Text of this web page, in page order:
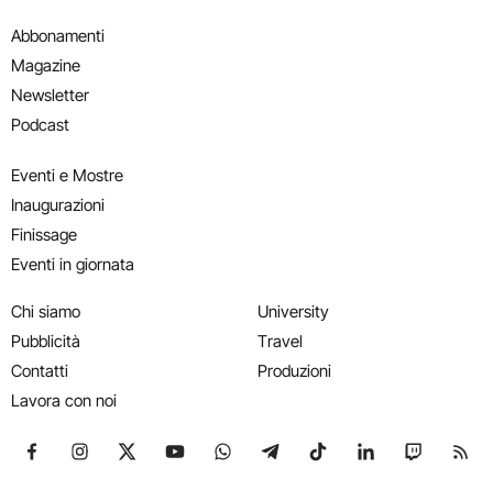
Abbonamenti
Magazine
Newsletter
Podcast
Eventi e Mostre
Inaugurazioni
Finissage
Eventi in giornata
Chi siamo
Pubblicità
Contatti
Lavora con noi
University
Travel
Produzioni
Seguici su Facebook
Seguici su Instagram
Seguici su X
Seguici su YouTube
Seguici su WhatsApp
Seguici su Telegram
Seguici su TikTok
Seguici su
Seguici